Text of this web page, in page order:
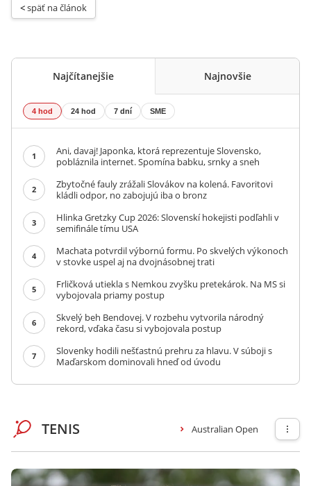
< späť na článok
Najčítanejšie Najnovšie
4 hod 24 hod 7 dní SME
1
Ani, davaj! Japonka, ktorá reprezentuje Slovensko,
pobláznila internet. Spomína babku, srnky a sneh
2
Zbytočné fauly zrážali Slovákov na kolená. Favoritovi
kládli odpor, no zabojujú iba o bronz
3
Hlinka Gretzky Cup 2026: Slovenskí hokejisti podľahli v
semifinále tímu USA
4
Machata potvrdil výbornú formu. Po skvelých výkonoch
v stovke uspel aj na dvojnásobnej trati
5
Frličková utiekla s Nemkou zvyšku pretekárok. Na MS si
vybojovala priamy postup
6
Skvelý beh Bendovej. V rozbehu vytvorila národný
rekord, vďaka času si vybojovala postup
7
Slovenky hodili nešťastnú prehru za hlavu. V súboji s
Maďarskom dominovali hneď od úvodu
TENIS Australian Open